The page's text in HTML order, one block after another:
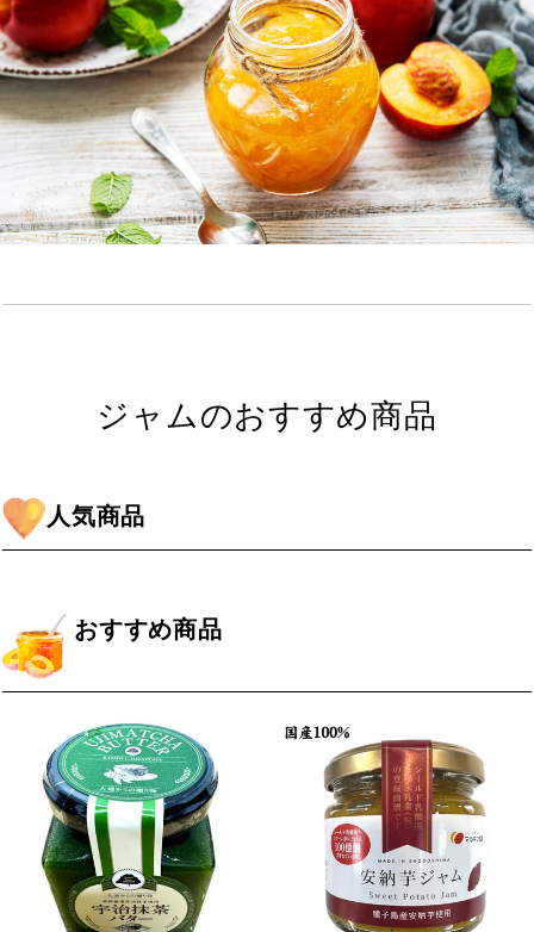
ジャムのおすすめ商品
人気商品
おすすめ商品